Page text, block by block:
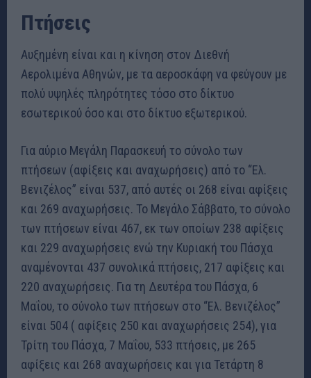
Πτήσεις
Αυξημένη είναι και η κίνηση στον Διεθνή
Αερολιμένα Αθηνών, με τα αεροσκάφη να φεύγουν με
πολύ υψηλές πληρότητες τόσο στο δίκτυο
εσωτερικού όσο και στο δίκτυο εξωτερικού.
Για αύριο Μεγάλη Παρασκευή το σύνολο των
πτήσεων (αφίξεις και αναχωρήσεις) από το “Ελ.
Βενιζέλος” είναι 537, από αυτές οι 268 είναι αφίξεις
και 269 αναχωρήσεις. Το Μεγάλο Σάββατο, το σύνολο
των πτήσεων είναι 467, εκ των οποίων 238 αφίξεις
και 229 αναχωρήσεις ενώ την Κυριακή του Πάσχα
αναμένονται 437 συνολικά πτήσεις, 217 αφίξεις και
220 αναχωρήσεις. Για τη Δευτέρα του Πάσχα, 6
Μαΐου, το σύνολο των πτήσεων στο “Ελ. Βενιζέλος”
είναι 504 ( αφίξεις 250 και αναχωρήσεις 254), για
Τρίτη του Πάσχα, 7 Μαΐου, 533 πτήσεις, με 265
αφίξεις και 268 αναχωρήσεις και για Τετάρτη 8